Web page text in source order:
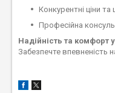
Конкурентні ціни
Професійна
Надійність та комфорт
Забезпечте впевненість